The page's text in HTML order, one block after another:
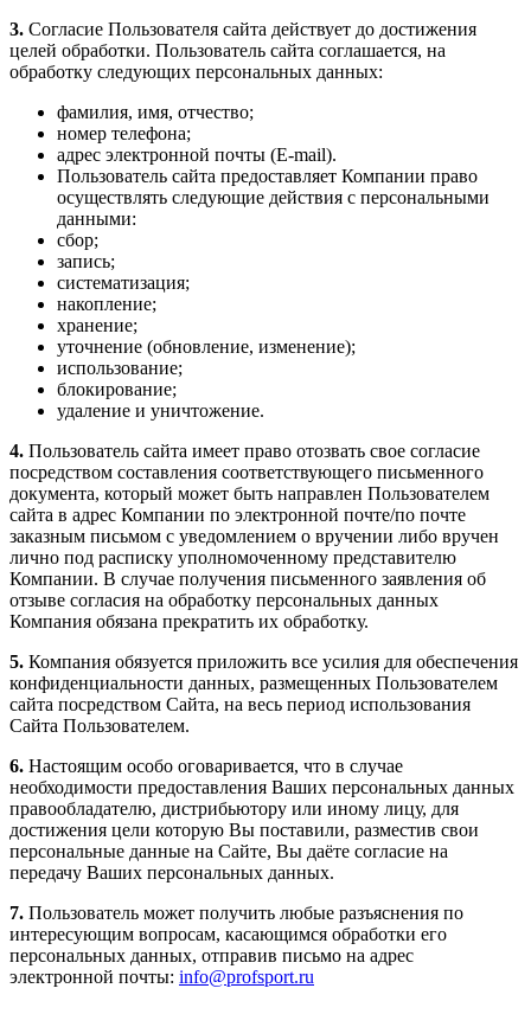
3. Согласие Пользователя сайта действует до достижения
целей обработки. Пользователь сайта соглашается, на
обработку следующих персональных данных:
фамилия, имя, отчество;
номер телефона;
адрес электронной почты (E-mail).
Пользователь сайта предоставляет Компании право
осуществлять следующие действия с персональными
данными:
сбор;
запись;
систематизация;
накопление;
хранение;
уточнение (обновление, изменение);
использование;
блокирование;
удаление и уничтожение.
4. Пользователь сайта имеет право отозвать свое согласие
посредством составления соответствующего письменного
документа, который может быть направлен Пользователем
сайта в адрес Компании по электронной почте/по почте
заказным письмом с уведомлением о вручении либо вручен
лично под расписку уполномоченному представителю
Компании. В случае получения письменного заявления об
отзыве согласия на обработку персональных данных
Компания обязана прекратить их обработку.
5. Компания обязуется приложить все усилия для обеспечения
конфиденциальности данных, размещенных Пользователем
сайта посредством Сайта, на весь период использования
Сайта Пользователем.
6. Настоящим особо оговаривается, что в случае
необходимости предоставления Ваших персональных данных
правообладателю, дистрибьютору или иному лицу, для
достижения цели которую Вы поставили, разместив свои
персональные данные на Сайте, Вы даёте согласие на
передачу Ваших персональных данных.
7. Пользователь может получить любые разъяснения по
интересующим вопросам, касающимся обработки его
персональных данных, отправив письмо на адрес
электронной почты: info@profsport.ru